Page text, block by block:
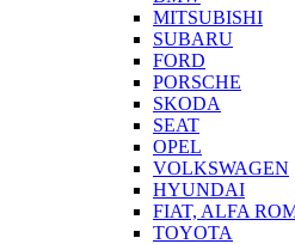
MITSUBISHI
SUBARU
FORD
PORSCHE
SKODA
SEAT
OPEL
VOLKSWAGEN
HYUNDAI
FIAT, ALFA
TOYOTA